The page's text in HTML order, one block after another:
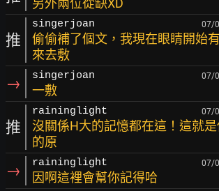
另外兩位從缺XD
推
singerjoan 07/
偷偷補了個文，我現在眼睛開始
來去敷
→ singerjoan 07/
一敷
推
raininglight 07/
沒關係H大的記憶都在這！這就
的原
→ raininglight 07/
因啊這裡會幫你記得哈